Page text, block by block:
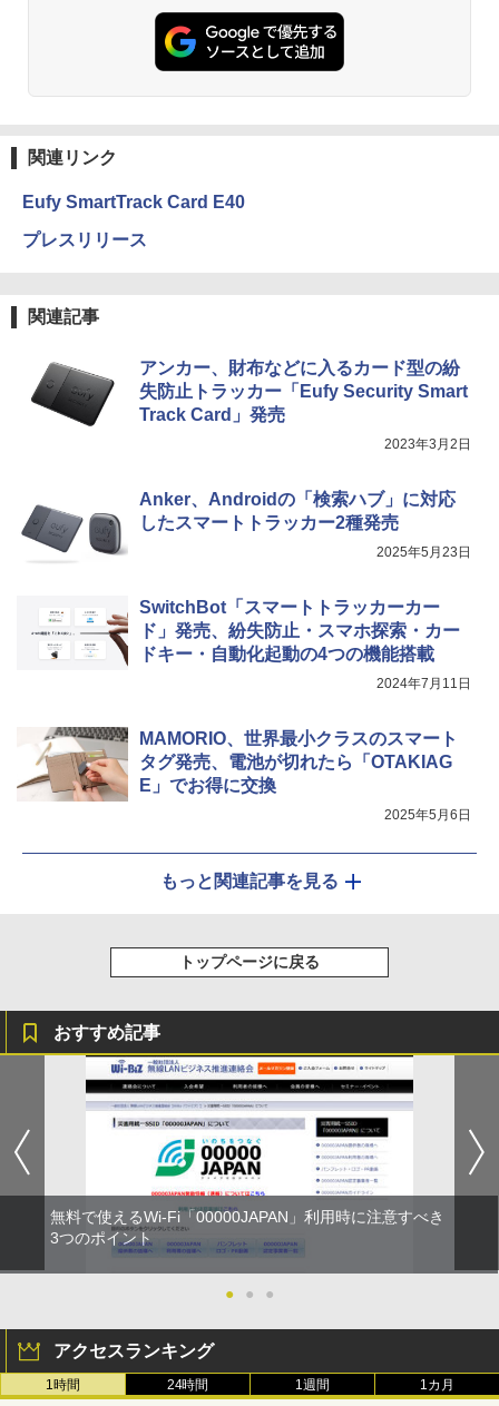
関連リンク
Eufy SmartTrack Card E40
プレスリリース
関連記事
アンカー、財布などに入るカード型の紛
失防止トラッカー「Eufy Security Smart
Track Card」発売
2023年3月2日
Anker、Androidの「検索ハブ」に対応
したスマートトラッカー2種発売
2025年5月23日
SwitchBot「スマートトラッカーカー
ド」発売、紛失防止・スマホ探索・カー
ドキー・自動化起動の4つの機能搭載
2024年7月11日
MAMORIO、世界最小クラスのスマート
タグ発売、電池が切れたら「OTAKIAG
E」でお得に交換
2025年5月6日
もっと関連記事を見る
トップページに戻る
おすすめ記事
無料で使えるWi-Fi「00000JAPAN」利用時に注意すべき
3つのポイント
● ● ●
アクセスランキング
1時間 24時間 1週間 1カ月